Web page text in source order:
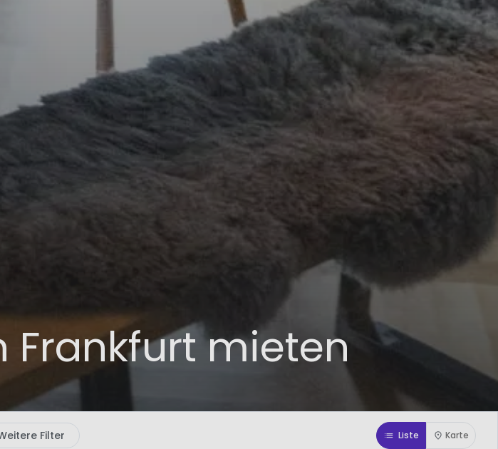
Frankfurt mieten
Filter Liste Karte